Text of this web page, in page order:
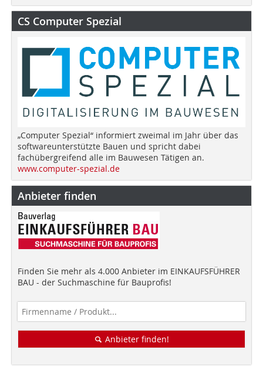
CS Computer Spezial
„Computer Spezial“ informiert zweimal im Jahr über das
softwareunterstützte Bauen und spricht dabei
fachübergreifend alle im Bauwesen Tätigen an.
www.computer-spezial.de
Anbieter finden
Finden Sie mehr als 4.000 Anbieter im EINKAUFSFÜHRER
BAU - der Suchmaschine für Bauprofis!
Anbieter finden!